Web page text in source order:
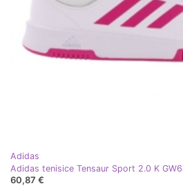
Adidas
Adidas tenisice Tensaur Sport 2.0 K
60,87 €